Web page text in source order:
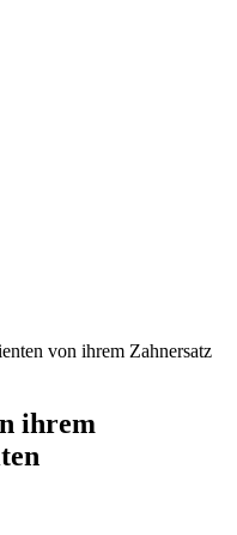
von ihrem Zahnersatz
ihrem